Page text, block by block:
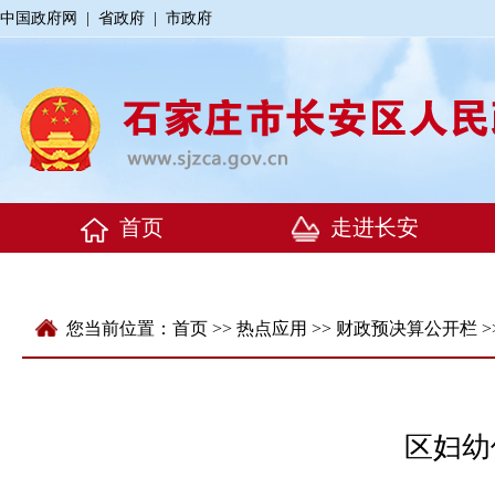
中国政府网 省政府 市政府
您当前位置： 首页 >> 热点应用 >> 财政预决算公开栏
区妇